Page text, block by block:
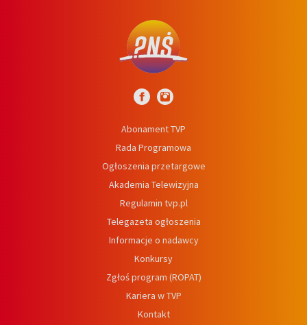
Abonament TVP
Rada Programowa
Ogłoszenia przetargowe
Akademia Telewizyjna
Regulamin tvp.pl
Telegazeta ogłoszenia
Informacje o nadawcy
Konkursy
Zgłoś program (ROPAT)
Kariera w TVP
Kontakt